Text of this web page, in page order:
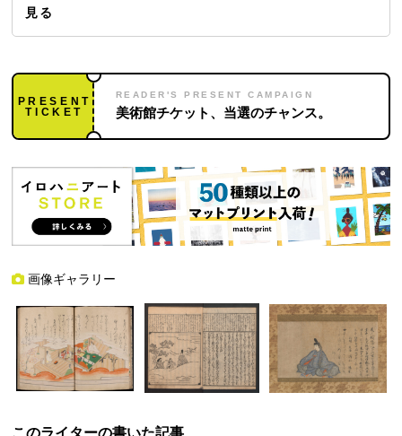
見る
PRESENT
TICKET
READER'S PRESENT CAMPAIGN
美術館チケット、当選のチャンス。
画像ギャラリー